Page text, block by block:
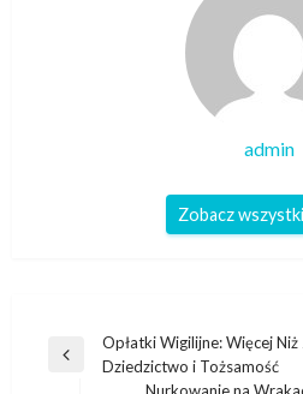
admin
Zobacz
Nawigacja
wpisu
Poprzedni
Opłatki Wigilijne: Więcej Niż
Dziedzictwo i Tożsamość
Nurkowanie na